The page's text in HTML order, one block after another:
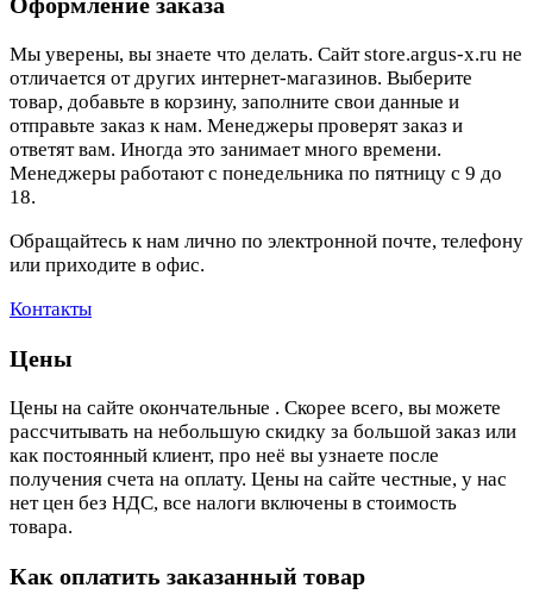
Мы уверены, вы знаете что делать. Сайт store.argus-x.ru не
отличается от других интернет-магазинов. Выберите
товар, добавьте в корзину, заполните свои данные и
отправьте заказ к нам. Менеджеры проверят заказ и
ответят вам. Иногда это занимает много времени.
Менеджеры работают с понедельника по пятницу с 9 до
18.
Обращайтесь к нам лично по электронной почте, телефону
или приходите в офис.
Контакты
Цены
Цены на сайте окончательные . Скорее всего, вы можете
рассчитывать на небольшую скидку за большой заказ или
как постоянный клиент, про неё вы узнаете после
получения счета на оплату. Цены на сайте честные, у нас
нет цен без НДС, все налоги включены в стоимость
товара.
Как оплатить заказанный товар